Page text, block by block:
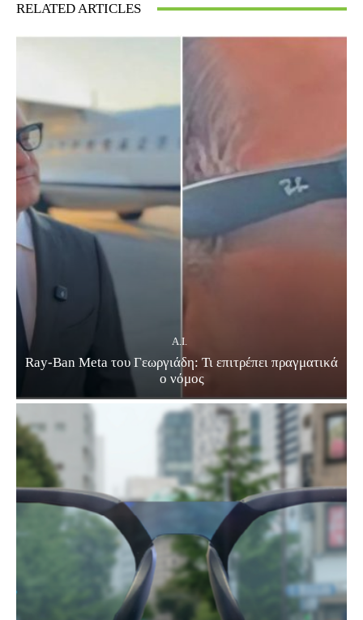
RELATED ARTICLES
A.I.
Ray-Ban Meta του Γεωργιάδη: Τι επιτρέπει πραγματικά
ο νόμος